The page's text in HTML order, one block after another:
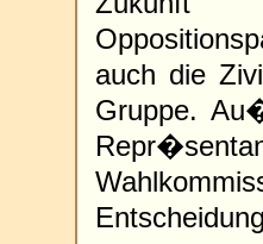
auch die
Gruppe.